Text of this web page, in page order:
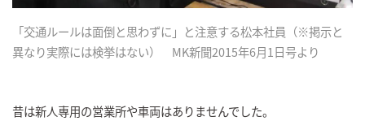
「交通ルールは面倒と思わずに」と注意する松本社員（※掲示と
異なり実際には検挙はない） MK新聞2015年6月1日号より
昔は新人専用の営業所や車両はありませんでした。